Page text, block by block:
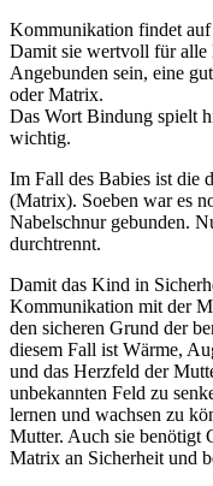
Kommunikation findet auf
Damit sie wertvoll für alle
Angebunden sein, eine
oder Matrix.
Das Wort Bindung spielt
wichtig.
Im Fall des Babies ist die
(Matrix). Soeben war es
Nabelschnur gebunden.
durchtrennt.
Damit das Kind in
Kommunikation mit der
den sicheren Grund der
diesem Fall ist Wärme,
und das Herzfeld der
unbekannten Feld zu
lernen und wachsen zu
Mutter. Auch sie benötigt
Matrix an Sicherheit und